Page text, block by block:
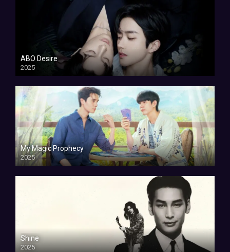
ABO Desire
2025
My Magic Prophecy
2025
Shine
2025